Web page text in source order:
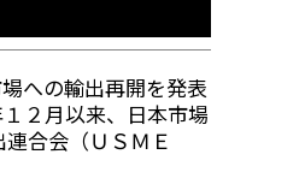
への輸出再開を発表
２月以来、日本市場
合会（ＵＳＭＥ